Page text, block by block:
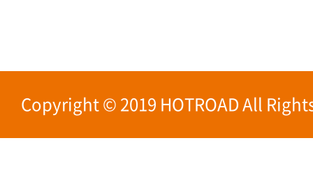
Copyright © 2019 HOTROAD All